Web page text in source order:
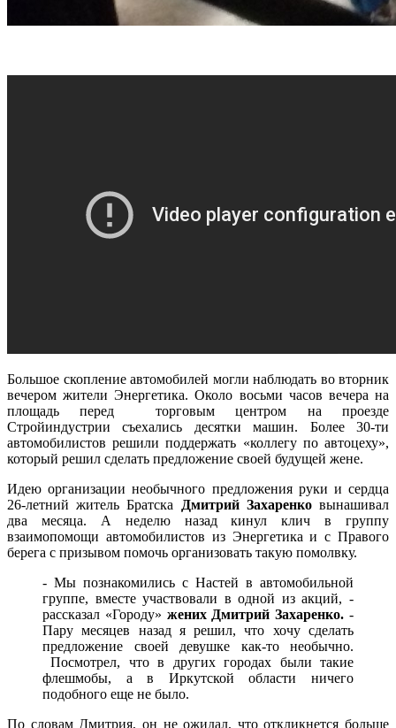
Большое скопление автомобилей могли наблюдать во вторник
вечером жители Энергетика. Около восьми часов вечера на
площадь перед торговым центром на проезде
Стройиндустрии съехались десятки машин. Более 30-ти
автомобилистов решили поддержать «коллегу по автоцеху»,
который решил сделать предложение своей будущей жене.
Идею организации необычного предложения руки и сердца
26-летний житель Братска Дмитрий Захаренковынашивал
два месяца. А неделю назад кинул клич в группу
взаимопомощи автомобилистов из Энергетика и с Правого
берега с призывом помочь организовать такую помолвку.
- Мы познакомились с Настей в автомобильной
группе, вместе участвовали в одной из акций, -
рассказал «Городу» жених Дмитрий Захаренко. -
Пару месяцев назад я решил, что хочу сделать
предложение своей девушке как-то необычно.
Посмотрел, что в других городах были такие
флешмобы, а в Иркутской области ничего
подобного еще не было.
По словам Дмитрия, он не ожидал, что откликнется больше